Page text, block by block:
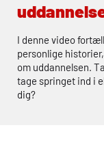
I denne video
personlige
om uddannelsen.
tage springet ind i
dig?